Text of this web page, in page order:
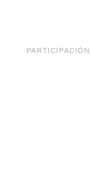
PARTICIPACIÓN